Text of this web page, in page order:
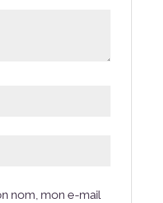
nom, mon e-mail